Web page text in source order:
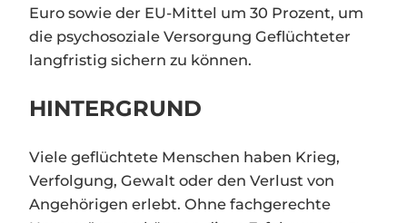
Euro sowie der EU-Mittel um 30 Prozent, um
die psychosoziale Versorgung Geflüchteter
langfristig sichern zu können.
HINTERGRUND
Viele geflüchtete Menschen haben Krieg,
Verfolgung, Gewalt oder den Verlust von
Angehörigen erlebt. Ohne fachgerechte